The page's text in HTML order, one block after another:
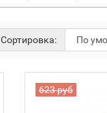
Сортировка:
623 руб